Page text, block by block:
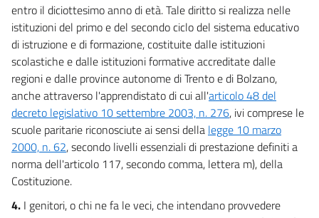
entro il diciottesimo anno di età. Tale diritto si realizza nelle
istituzioni del primo e del secondo ciclo del sistema educativo
di istruzione e di formazione, costituite dalle istituzioni
scolastiche e dalle istituzioni formative accreditate dalle
regioni e dalle province autonome di Trento e di Bolzano,
anche attraverso l'apprendistato di cui all'articolo 48 del
decreto legislativo 10 settembre 2003, n. 276, ivi comprese le
scuole paritarie riconosciute ai sensi della legge 10 marzo
2000, n. 62, secondo livelli essenziali di prestazione definiti a
norma dell'articolo 117, secondo comma, lettera m), della
Costituzione.
4. I genitori, o chi ne fa le veci, che intendano provvedere